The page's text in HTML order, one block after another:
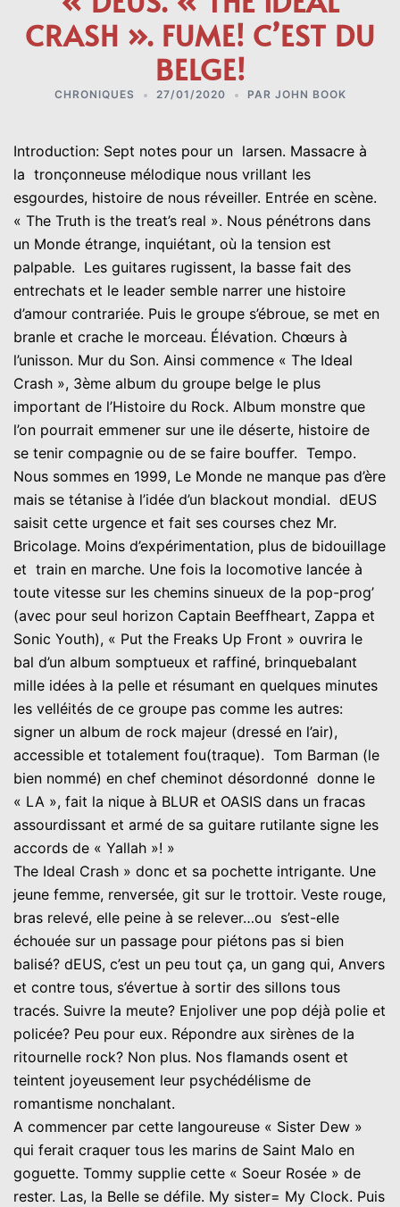
CRASH ». FUME! C’EST DU
BELGE!
CHRONIQUES 27/01/2020 PAR JOHN BOOK
Introduction: Sept notes pour un larsen. Massacre à
la tronçonneuse mélodique nous vrillant les
esgourdes, histoire de nous réveiller. Entrée en scène.
« The Truth is the treat’s real ». Nous pénétrons dans
un Monde étrange, inquiétant, où la tension est
palpable. Les guitares rugissent, la basse fait des
entrechats et le leader semble narrer une histoire
d’amour contrariée. Puis le groupe s’ébroue, se met en
branle et crache le morceau. Élévation. Chœurs à
l’unisson. Mur du Son. Ainsi commence « The Ideal
Crash », 3ème album du groupe belge le plus
important de l’Histoire du Rock. Album monstre que
l’on pourrait emmener sur une ile déserte, histoire de
se tenir compagnie ou de se faire bouffer. Tempo.
Nous sommes en 1999, Le Monde ne manque pas d’ère
mais se tétanise à l’idée d’un blackout mondial. dEUS
saisit cette urgence et fait ses courses chez Mr.
Bricolage. Moins d’expérimentation, plus de bidouillage
et train en marche. Une fois la locomotive lancée à
toute vitesse sur les chemins sinueux de la pop-prog’
(avec pour seul horizon Captain Beeffheart, Zappa et
Sonic Youth), « Put the Freaks Up Front » ouvrira le
bal d’un album somptueux et raffiné, brinquebalant
mille idées à la pelle et résumant en quelques minutes
les velléités de ce groupe pas comme les autres:
signer un album de rock majeur (dressé en l’air),
accessible et totalement fou(traque). Tom Barman (le
bien nommé) en chef cheminot désordonné donne le
« LA », fait la nique à BLUR et OASIS dans un fracas
assourdissant et armé de sa guitare rutilante signe les
accords de « Yallah »! »
The Ideal Crash » donc et sa pochette intrigante. Une
jeune femme, renversée, git sur le trottoir. Veste rouge,
bras relevé, elle peine à se relever…ou s’est-elle
échouée sur un passage pour piétons pas si bien
balisé? dEUS, c’est un peu tout ça, un gang qui, Anvers
et contre tous, s’évertue à sortir des sillons tous
tracés. Suivre la meute? Enjoliver une pop déjà polie et
policée? Peu pour eux. Répondre aux sirènes de la
ritournelle rock? Non plus. Nos flamands osent et
teintent joyeusement leur psychédélisme de
romantisme nonchalant.
A commencer par cette langoureuse « Sister Dew »
qui ferait craquer tous les marins de Saint Malo en
goguette. Tommy supplie cette « Soeur Rosée » de
rester. Las, la Belle se défile. My sister= My Clock. Puis